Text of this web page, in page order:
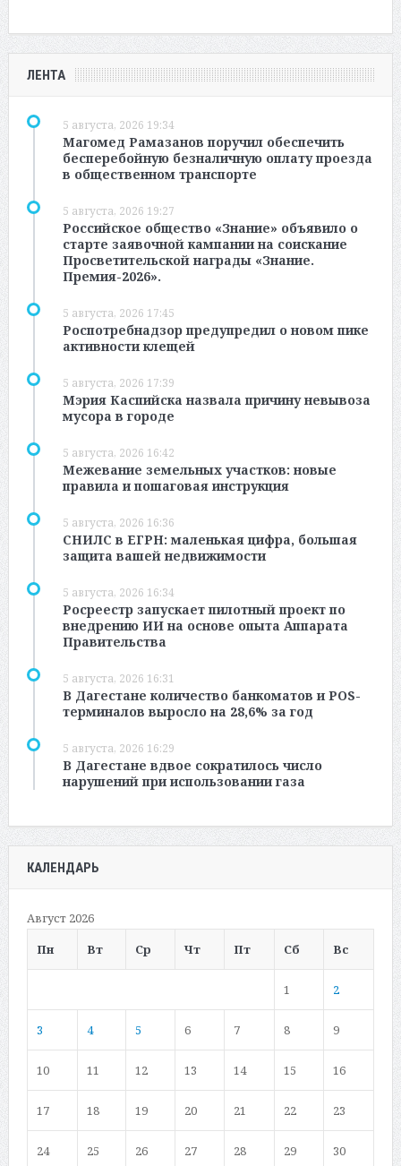
ЛЕНТА
5 августа, 2026 19:34
Магомед Рамазанов поручил обеспечить
бесперебойную безналичную оплату проезда
в общественном транспорте
5 августа, 2026 19:27
Российское общество «Знание» объявило о
старте заявочной кампании на соискание
Просветительской награды «Знание.
Премия-2026».
5 августа, 2026 17:45
Роспотребнадзор предупредил о новом пике
активности клещей
5 августа, 2026 17:39
Мэрия Каспийска назвала причину невывоза
мусора в городе
5 августа, 2026 16:42
Межевание земельных участков: новые
правила и пошаговая инструкция
5 августа, 2026 16:36
СНИЛС в ЕГРН: маленькая цифра, большая
защита вашей недвижимости
5 августа, 2026 16:34
Росреестр запускает пилотный проект по
внедрению ИИ на основе опыта Аппарата
Правительства
5 августа, 2026 16:31
В Дагестане количество банкоматов и POS-
терминалов выросло на 28,6% за год
5 августа, 2026 16:29
В Дагестане вдвое сократилось число
нарушений при использовании газа
КАЛЕНДАРЬ
Август 2026
Пн
Вт Ср Чт Пт Сб Вс
1 2
3 4 5 6 7 8 9
10 11 12 13 14 15 16
17 18 19 20 21 22 23
24 25 26 27 28 29 30